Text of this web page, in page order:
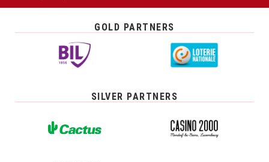
GOLD PARTNERS
SILVER PARTNERS